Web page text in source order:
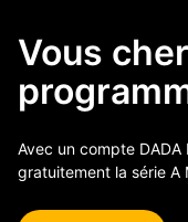
Vous
Avec un compte
gratuitement la série A